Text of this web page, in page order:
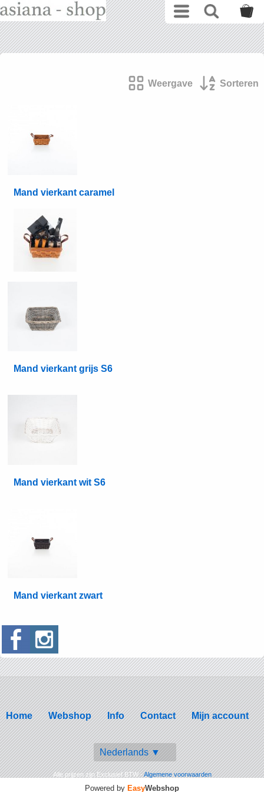
Weergave Sorteren
Mand vierkant caramel
Mand vierkant grijs S6
Mand vierkant wit S6
Mand vierkant zwart
Home Webshop Info Contact Mijn account
Nederlands ▼
Alle prijzen zijn Exclusief BTW -Algemene voorwaarden
Powered by EasyWebshop